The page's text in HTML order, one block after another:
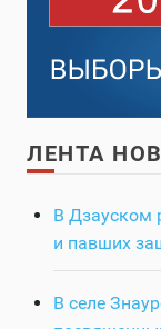
ЛЕНТА
В Дзауском
и павших
В селе